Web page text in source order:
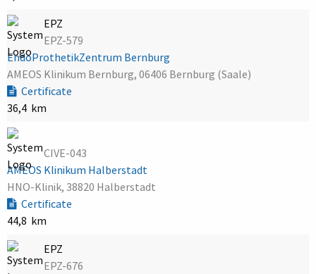
EPZ
EPZ-579
EndoProthetikZentrum Bernburg
AMEOS Klinikum Bernburg, 06406 Bernburg (Saale)
Certificate
36,4 km
CIVE-043
AMEOS Klinikum Halberstadt
HNO-Klinik, 38820 Halberstadt
Certificate
44,8 km
EPZ
EPZ-676